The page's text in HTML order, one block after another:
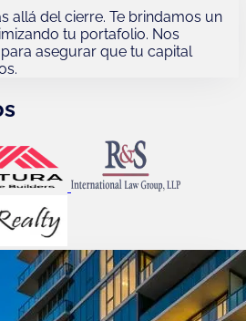
allá del cierre. Te brindamos un
tu portafolio. Nos
asegurar que tu capital